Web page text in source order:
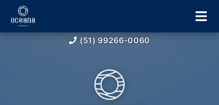
(51) 99266-0060